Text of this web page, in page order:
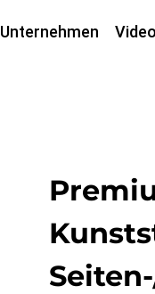
Unternehmen Video